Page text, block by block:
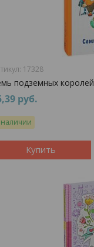
17328
подземных королей
руб.
Купить